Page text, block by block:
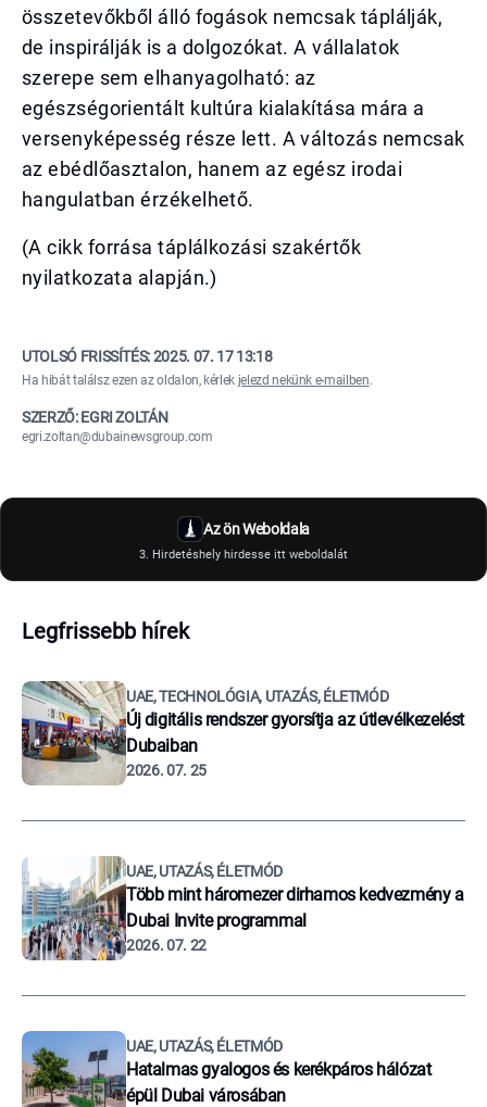
összetevőkből álló fogások nemcsak táplálják,
de inspirálják is a dolgozókat. A vállalatok
szerepe sem elhanyagolható: az
egészségorientált kultúra kialakítása mára a
versenyképesség része lett. A változás nemcsak
az ebédlőasztalon, hanem az egész irodai
hangulatban érzékelhető.
(A cikk forrása táplálkozási szakértők
nyilatkozata alapján.)
UTOLSÓ FRISSÍTÉS:2025. 07. 17 13:18
Ha hibát találsz ezen az oldalon, kérlek jelezd nekünk e-mailben.
SZERZŐ: EGRI ZOLTÁN
egri.zoltan@dubainewsgroup.com
Az ön Weboldala
3. Hirdetéshely hirdesse itt weboldalát
Legfrissebb hírek
UAE, TECHNOLÓGIA, UTAZÁS, ÉLETMÓD
Új digitális rendszer gyorsítja az útlevélkezelést
Dubaiban
2026. 07. 25
UAE, UTAZÁS, ÉLETMÓD
Több mint háromezer dirhamos kedvezmény a
Dubai Invite programmal
2026. 07. 22
UAE, UTAZÁS, ÉLETMÓD
Hatalmas gyalogos és kerékpáros hálózat
épül Dubai városában